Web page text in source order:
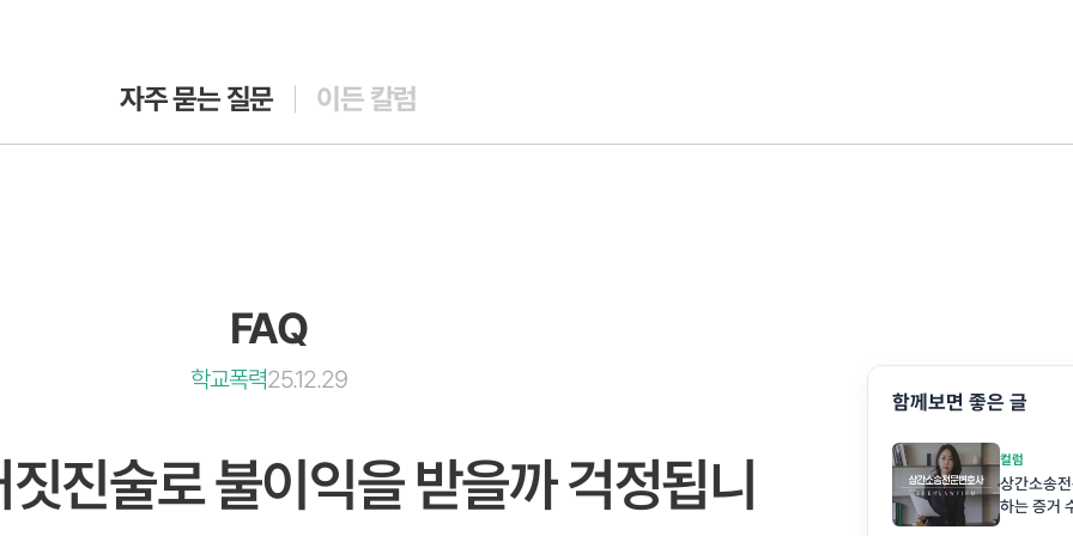
자주 묻는 질문 이든 칼럼
FAQ
학교폭력25.12.29
진술로 불이익을 받을까 걱정됩니
함께보면 좋은 글
컬럼
상간소송
하는 증거